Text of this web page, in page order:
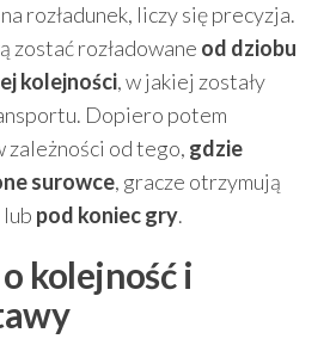
rozładunek, liczy się precyzja.
zostać rozładowane od dziobu
kolejności, w jakiej zostały
Dopiero potem
zależności od tego, gdzie
surowce, gracze otrzymują
lub pod koniec gry.
kolejność i